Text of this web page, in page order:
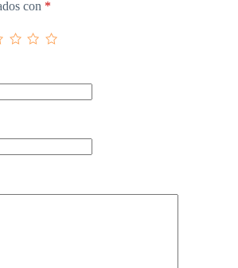
con *